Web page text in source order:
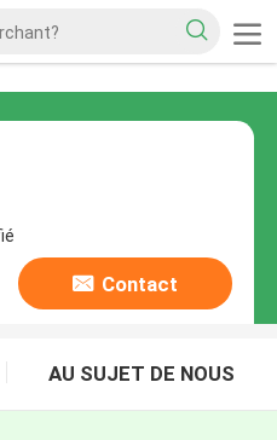
Contact
AU SUJET DE NOUS